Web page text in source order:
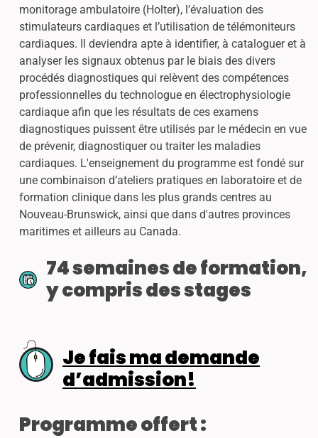
monitorage ambulatoire (Holter), l’évaluation des
stimulateurs cardiaques et l’utilisation de télémoniteurs
cardiaques. Il deviendra apte à identifier, à cataloguer et à
analyser les signaux obtenus par le biais des divers
procédés diagnostiques qui relèvent des compétences
professionnelles du technologue en électrophysiologie
cardiaque afin que les résultats de ces examens
diagnostiques puissent être utilisés par le médecin en vue
de prévenir, diagnostiquer ou traiter les maladies
cardiaques. L'enseignement du programme est fondé sur
une combinaison d’ateliers pratiques en laboratoire et de
formation clinique dans les plus grands centres au
Nouveau-Brunswick, ainsi que dans d'autres provinces
maritimes et ailleurs au Canada.
74 semaines de formation,
y compris des stages
Je fais ma demande
d’admission!
Programme offert :